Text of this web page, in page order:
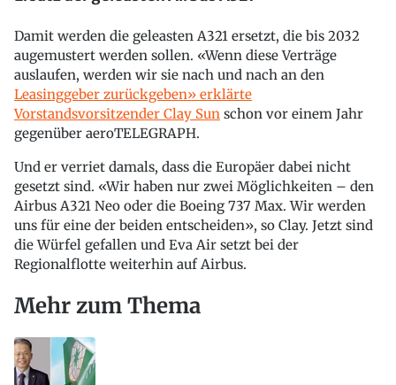
Damit werden die geleasten A321 ersetzt, die bis 2032
augemustert werden sollen. «Wenn diese Verträge
auslaufen, werden wir sie nach und nach an den
Leasinggeber zurückgeben» erklärte
Vorstandsvorsitzender Clay Sun schon vor einem Jahr
gegenüber aeroTELEGRAPH.
Und er verriet damals, dass die Europäer dabei nicht
gesetzt sind. «Wir haben nur zwei Möglichkeiten – den
Airbus A321 Neo oder die Boeing 737 Max. Wir werden
uns für eine der beiden entscheiden», so Clay. Jetzt sind
die Würfel gefallen und Eva Air setzt bei der
Regionalflotte weiterhin auf Airbus.
Mehr zum Thema